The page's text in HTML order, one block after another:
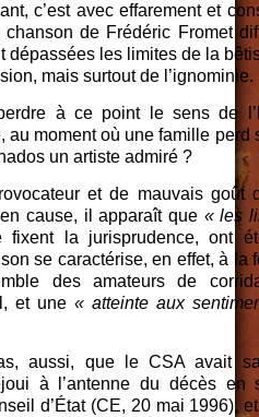
c’est avec effarement et
de Frédéric Fromet
dépassées les limites de la
mais surtout de l’ignominie.
à ce point le sens de
au moment où une famille perd
un artiste admiré ?
et de mauvais goût
cause, il apparaît que « les
la jurisprudence, ont
se caractérise, en effet, à la
des amateurs de
et une « atteinte aux
aussi, que le CSA avait
à l’antenne du décès en
d’État (CE, 20 mai 1996),